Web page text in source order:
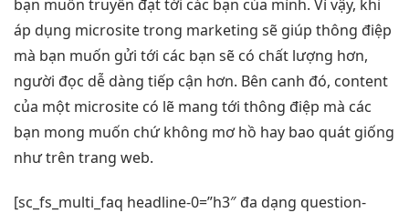
bạn muốn truyền đạt tới các bạn của mình. Vì vậy, khi
áp dụng microsite trong marketing sẽ giúp thông điệp
mà bạn muốn gửi tới các bạn sẽ có chất lượng hơn,
người đọc dễ dàng tiếp cận hơn. Bên canh đó, content
của một microsite có lẽ mang tới thông điệp mà các
bạn mong muốn chứ không mơ hồ hay bao quát giống
như trên trang web.
[sc_fs_multi_faq headline-0=”h3″ đa dạng question-